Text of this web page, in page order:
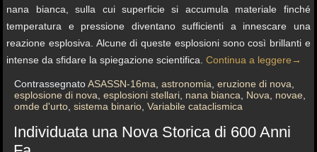
nana bianca, sulla cui superficie si accumula materiale finché
temperatura e pressione diventano sufficienti a innescare una
reazione esplosiva. Alcune di queste esplosioni sono così brillanti e
intense da sfidare la spiegazione scientifica.Continua a leggere →
Contrassegnato ASASSN-16ma ,astronomia ,eruzione di nova
esplosione di nova ,esplosioni stellari nana bianca Nova novae
omde d'urto ,sistema binario ,Variabile cataclismica
Individuata una Nova Storica di 600 Anni